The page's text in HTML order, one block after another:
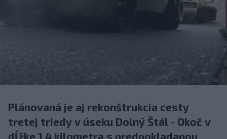
Plánovaná je aj rekonštrukcia cesty
tretej triedy v úseku Dolný Štál - Okoč v
dĺžke 1,4 kilometra s predpokladanou